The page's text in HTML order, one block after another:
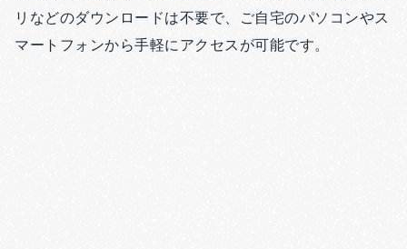
リなどのダウンロードは不要で、ご自宅のパソコンやス
マートフォンから手軽にアクセスが可能です。